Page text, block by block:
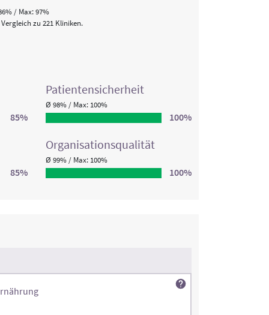
/ Max: 97%
zu 221 Kliniken.
85%
Patienten­sicherheit
Ø 98% / Max: 100%
100%
85%
Organisations­qualität
Ø 99% / Max: 100%
100%